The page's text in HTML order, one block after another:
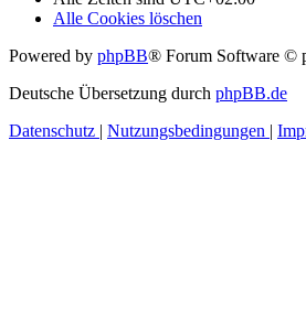
Alle Cookies löschen
Powered by phpBB® Forum Software ©
Deutsche Übersetzung durch phpBB.de
Datenschutz | Nutzungsbedingungen |